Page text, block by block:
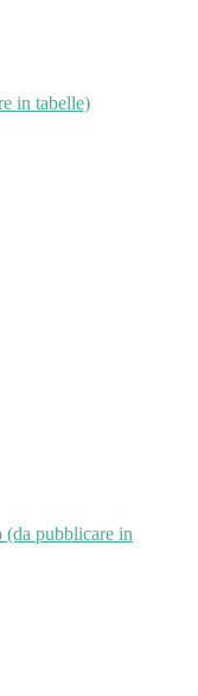
in tabelle)
pubblicare in